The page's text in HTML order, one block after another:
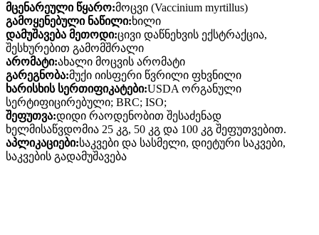
მცენარეული წყარო:მოცვი (Vaccinium myrtillus)
გამოყენებული ნაწილი:ხილი
დამუშავება მეთოდი:ცივი დაწნეხვის ექსტრაქცია,
შესხურებით გამომშრალი
არომატი:ახალი მოცვის არომატი
გარეგნობა:მუქი იისფერი წვრილი ფხვნილი
ხარისხის სერთიფიკატები:USDA ორგანული
სერტიფიცირებული; BRC; ISO;
შეფუთვა:დიდი რაოდენობით შესაძენად
ხელმისაწვდომია 25 კგ, 50 კგ და 100 კგ შეფუთვებით.
აპლიკაციები:საკვები და სასმელი, დიეტური საკვები,
საკვების გადამუშავება